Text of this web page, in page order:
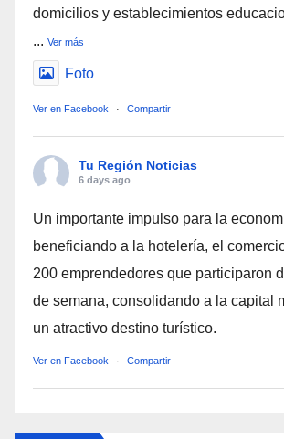
domicilios y establecimientos
... Ver más
Foto
Ver en Facebook · Compartir
Tu Región Noticias
6 days ago
Un importante impulso para la
beneficiando a la hotelería, el
200 emprendedores que participaron
de semana, consolidando a la capital
un atractivo destino turístico.
Ver en Facebook · Compartir